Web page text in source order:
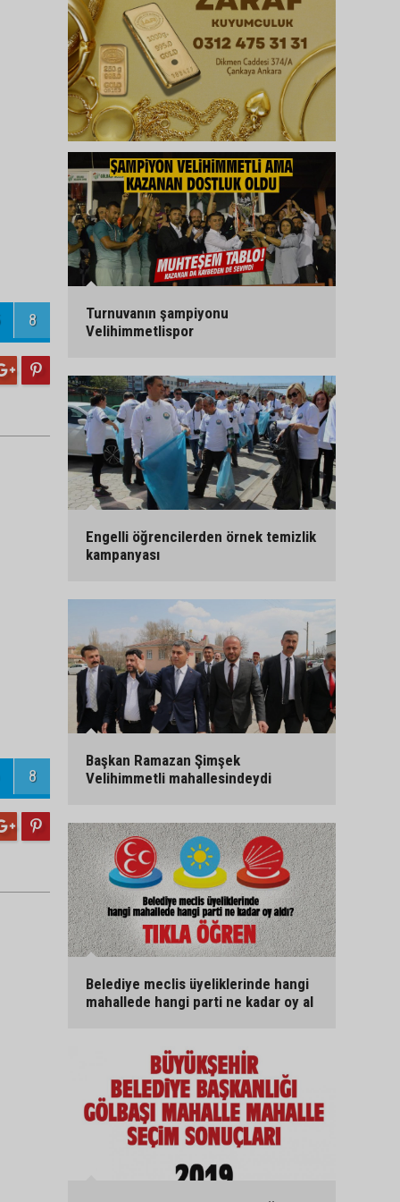
8
8
Turnuvanın şampiyonu
Velihimmetlispor
Engelli öğrencilerden örnek temizlik
kampanyası
Başkan Ramazan Şimşek
Velihimmetli mahallesindeydi
Belediye meclis üyeliklerinde hangi
mahallede hangi parti ne kadar oy al